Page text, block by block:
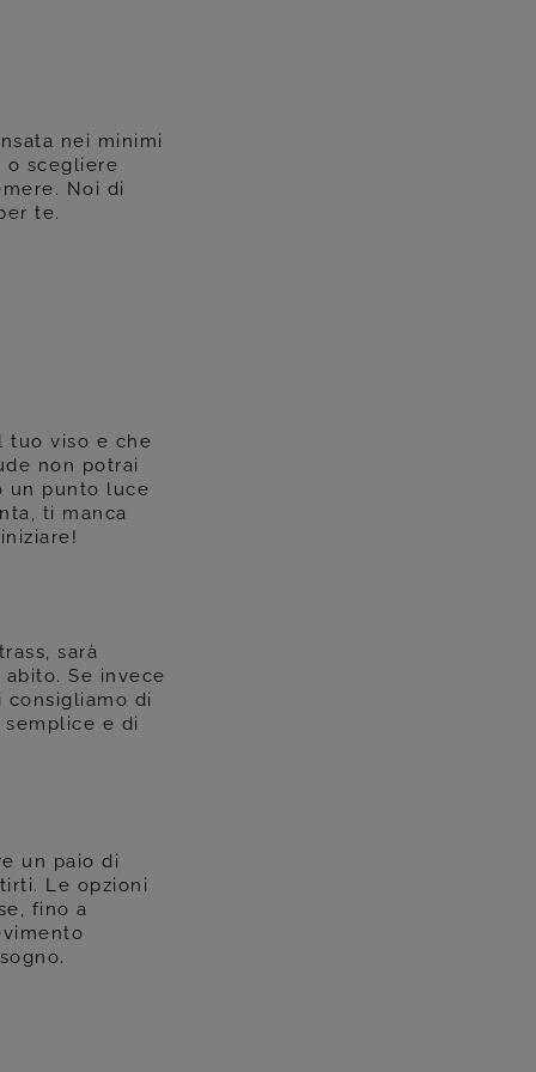
nei minimi
o scegliere
Noi di
te.
tuo viso e che
non potrai
un punto luce
ti manca
sarà
Se invece
di
e di
un paio di
Le opzioni
fino a